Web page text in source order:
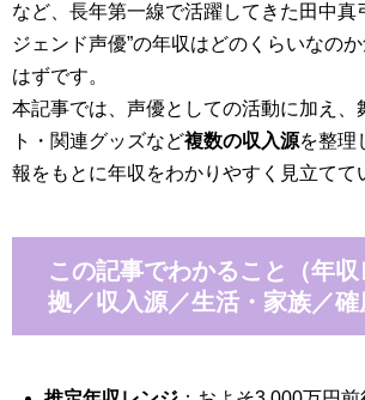
など、長年第一線で活躍してきた田中真
ジェンド声優”の年収はどのくらいなの
はずです。
本記事では、声優としての活動に加え、
ト・関連グッズなど複数の収入源を整理
報をもとに年収をわかりやすく見立てて
この記事でわかること（年
拠／収入源／生活・家族／確